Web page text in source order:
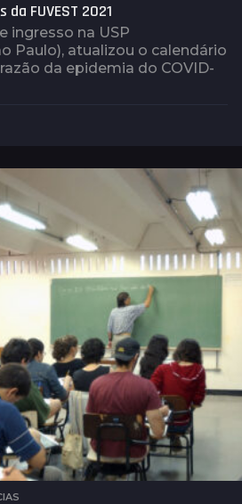
FUVEST 2021
ingresso na USP
Paulo), atualizou o calendário
da epidemia do COVID-